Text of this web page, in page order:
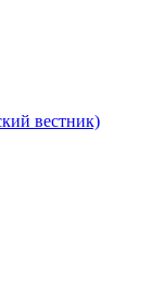
вестник)